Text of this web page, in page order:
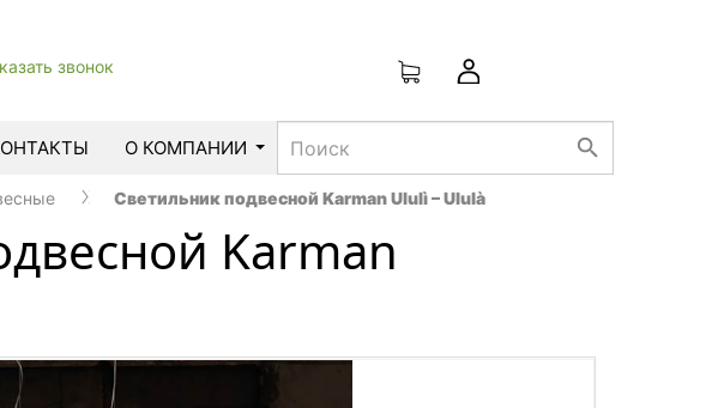
звонок
О КОМПАНИИ search
Светильник подвесной Karman Ululì – Ululà
Karman